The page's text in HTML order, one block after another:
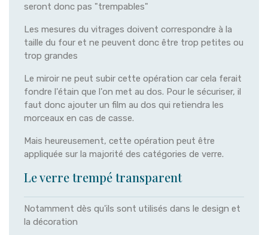
seront donc pas "trempables"
Les mesures du vitrages doivent correspondre à la
taille du four et ne peuvent donc être trop petites ou
trop grandes
Le miroir ne peut subir cette opération car cela ferait
fondre l'étain que l'on met au dos. Pour le sécuriser, il
faut donc ajouter un film au dos qui retiendra les
morceaux en cas de casse.
Mais heureusement, cette opération peut être
appliquée sur la majorité des catégories de verre.
Le verre trempé transparent
Notamment dès qu'ils sont utilisés dans le design et
la décoration